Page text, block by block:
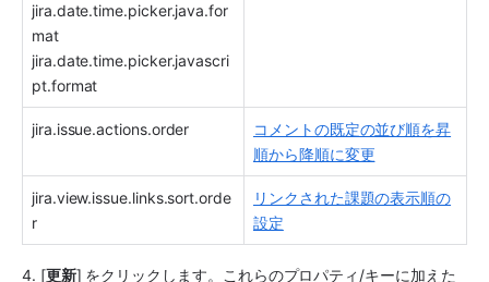
jira.date.time.picker.java.for
mat
jira.date.time.picker.javascri
pt.format
jira.issue.actions.order
コメントの既定の並び順を昇
順から降順に変更
jira.view.issue.links.sort.orde
r
リンクされた課題の表示順の
設定
4. [更新] をクリックします。これらのプロパティ/キーに加えた